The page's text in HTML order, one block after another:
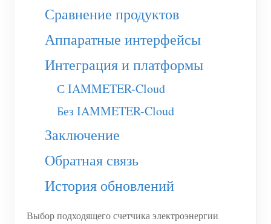
Монитор энергии солнечной PV-системы
Монитор потребления электроэнергии
Система управления PV-нагревателем
Домашняя автоматизация
Мониторинг энергии на предприятии
Магазин
Ресурсы
Быстрый старт продукта
Документация
Обучающее видео
FAQ
Новости
Сообщество
Программа участников
Центр участников
Мероприятия IAMMETER
Форум
App Store
Решения
Контакты
О нас
Сравнение продуктов
Аппаратные интерфейсы
Интеграция и платформы
С IAMMETER-Cloud
Без IAMMETER-Cloud
Заключение
Обратная связь
История обновлений
Выбор подходящего счетчика электроэнергии